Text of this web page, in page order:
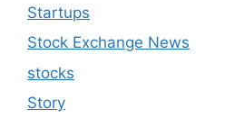
Startups
Stock Exchange News
stocks
Story